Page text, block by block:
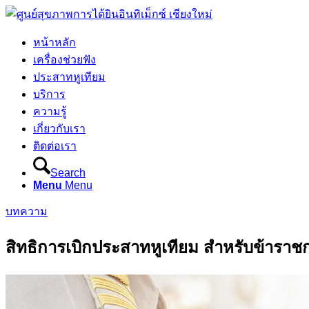
หน้าหลัก
เครื่องช่วยฟัง
ประสาทหูเทียม
บริการ
ความรู้
เกี่ยวกับเรา
ติดต่อเรา
Search
Menu Menu
บทความ
สิทธิการเบิกประสาทหูเทียม สำหรับข้าราช